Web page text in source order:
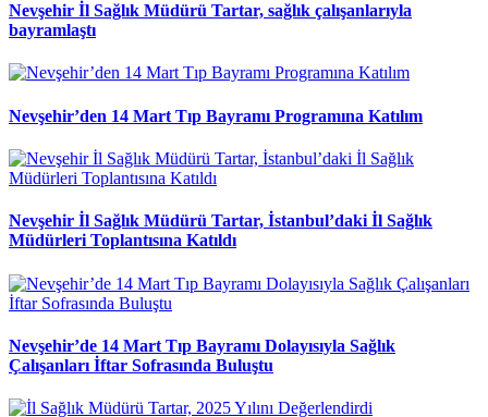
Nevşehir İl Sağlık Müdürü Tartar, sağlık çalışanlarıyla
bayramlaştı
Nevşehir’den 14 Mart Tıp Bayramı Programına Katılım
Nevşehir İl Sağlık Müdürü Tartar, İstanbul’daki İl Sağlık
Müdürleri Toplantısına Katıldı
Nevşehir’de 14 Mart Tıp Bayramı Dolayısıyla Sağlık
Çalışanları İftar Sofrasında Buluştu